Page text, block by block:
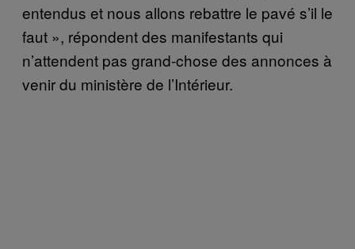
entendus et nous allons rebattre le pavé s’il le
faut », répondent des manifestants qui
n’attendent pas grand-chose des annonces à
venir du ministère de l’Intérieur.